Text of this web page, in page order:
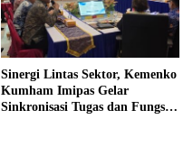
Sinergi Lintas Sektor, Kemenko
Kumham Imipas Gelar
Sinkronisasi Tugas dan Fungsi